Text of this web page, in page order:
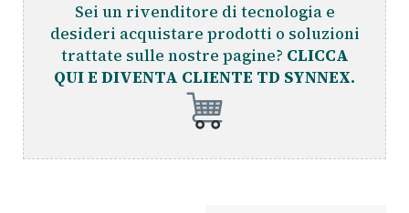
Sei un rivenditore di tecnologia e
desideri acquistare prodotti o soluzioni
trattate sulle nostre pagine? CLICCA
QUI E DIVENTA CLIENTE TD SYNNEX.